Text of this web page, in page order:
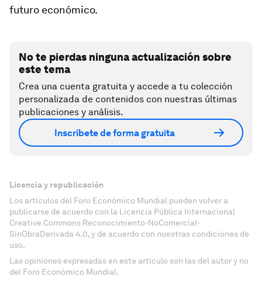
futuro económico.
No te pierdas ninguna actualización sobre
este tema
Crea una cuenta gratuita y accede a tu colección
personalizada de contenidos con nuestras últimas
publicaciones y análisis.
Inscríbete de forma gratuita
Licencia y republicación
Los artículos del Foro Económico Mundial pueden volver a
publicarse de acuerdo con la Licencia Pública Internacional
Creative Commons Reconocimiento-NoComercial-
SinObraDerivada 4.0, y de acuerdo con nuestras condiciones de
uso.
Las opiniones expresadas en este artículo son las del autor y no
del Foro Económico Mundial.